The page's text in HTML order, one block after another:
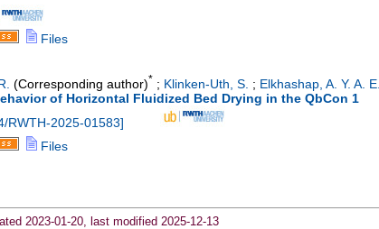
Files
(Corresponding author)* ; Klinken-Uth, S. ; Elkhashap, A. Y. A. E.
of Horizontal Fluidized Bed Drying in the QbCon 1
RWTH-2025-01583]
Files
2023-01-20, last modified 2025-12-13